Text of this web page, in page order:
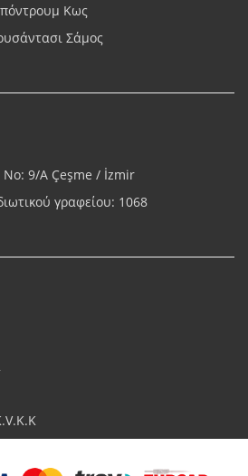
Κως
Σάμος
9/A Çeşme / İzmir
γραφείου: 1068